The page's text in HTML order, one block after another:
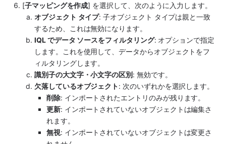
[子マッピングを作成] を選択して、次のように入力します。
オブジェクト タイプ: 子オブジェクト タイプは親と一致
するため、これは無効になります。
IQL でデータ ソースをフィルタリング: オプションで指定
します。これを使用して、データからオブジェクトをフ
ィルタリングします。
識別子の大文字・小文字の区別: 無効です。
欠落しているオブジェクト: 次のいずれかを選択します。
削除: インポートされたエントリのみが残ります。
更新: インポートされていないオブジェクトは編集さ
れます。
無視: インポートされていないオブジェクトは変更さ